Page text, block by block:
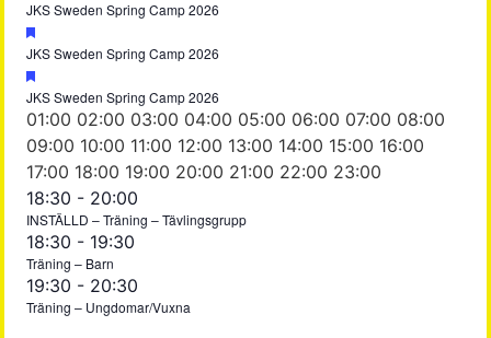
18:00
-
maj
31
@
14:00
JKS Sweden Spring Camp 2026
maj
29
@
18:00
-
maj
31
@
14:00
Uppmärksammad
JKS Sweden Spring Camp 2026
maj
29
@
18:00
-
maj
31
@
14:00
Uppmärksammad
JKS Sweden Spring Camp 2026
00:00
01:00 02:00 03:00 04:00 05:00 06:00 07:00 08:00
09:00 10:00 11:00 12:00 13:00 14:00 15:00 16:00
17:00 18:00 19:00 20:00 21:00 22:00 23:00
måndag,
maj
25,
2026
No
events
on
this
day.
tisdag,
maj
26,
2026
May
26,
2026
18:30 - 20:00
INSTÄLLD – Träning – Tävlingsgrupp
onsdag,
maj
27,
No
events
on
this
torsdag,
maj
28,
May
28,
2026
18:30 - 19:30
Träning – Barn
May
28,
19:30 - 20:30
Träning – Ungdomar/Vuxna